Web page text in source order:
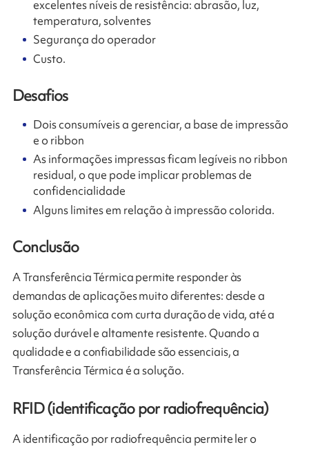
excelentes níveis de resistência: abrasão, luz,
temperatura, solventes
Segurança do operador
Custo.
Desafios
Dois consumíveis a gerenciar, a base de impressão
e o ribbon
As informações impressas ficam legíveis no ribbon
residual, o que pode implicar problemas de
confidencialidade
Alguns limites em relação à impressão colorida.
Conclusão
A Transferência Térmica permite responder às
demandas de aplicações muito diferentes: desde a
solução econômica com curta duração de vida, até a
solução durável e altamente resistente. Quando a
qualidade e a confiabilidade são essenciais, a
Transferência Térmica é a solução.
RFID (identificação por radiofrequência)
A identificação por radiofrequência permite ler o